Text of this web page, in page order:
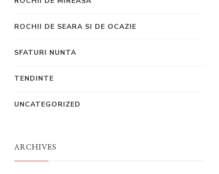
ROCHII DE SEARA SI DE OCAZIE
SFATURI NUNTA
TENDINTE
UNCATEGORIZED
ARCHIVES